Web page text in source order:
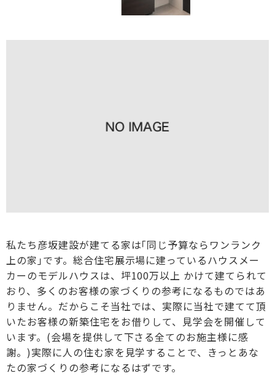
私たち彦坂建設が建てる家は｢同じ予算ならワンランク
上の家｣です。総合住宅展示場に建っているハウスメー
カーのモデルハウスは、坪100万以上 かけて建てられて
おり、多くのお客様の家づくりの参考になるものではあ
りません。だからこそ当社では、実際に当社で建てて頂
いたお客様の新築住宅をお借りして、見学会を開催して
います。(会場を提供して下さる全てのお施主様に感
謝。)実際に人の住む家を見学することで、きっとあな
たの家づくりの参考になるはずです。